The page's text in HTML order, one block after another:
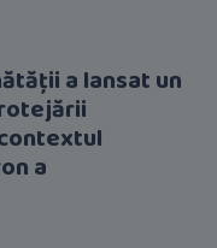
a lansat un
a